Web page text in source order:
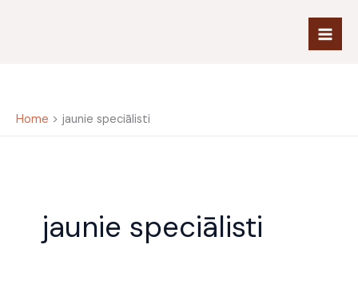
Home jaunie speciālisti
jaunie speciālisti